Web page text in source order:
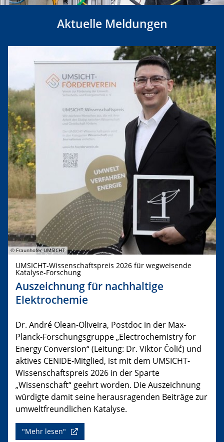
Aktuelle Meldungen
© Fraunhofer UMSICHT
UMSICHT-Wissenschaftspreis 2026 für wegweisende
Katalyse-Forschung
Auszeichnung für nachhaltige
Elektrochemie
Dr. André Olean-Oliveira, Postdoc in der Max-
Planck-Forschungsgruppe „Electrochemistry for
Energy Conversion“ (Leitung: Dr. Viktor Čolić) und
aktives CENIDE-Mitglied, ist mit dem UMSICHT-
Wissenschaftspreis 2026 in der Sparte
„Wissenschaft“ geehrt worden. Die Auszeichnung
würdigte damit seine herausragenden Beiträge zur
umweltfreundlichen Katalyse.
"Mehr lesen"